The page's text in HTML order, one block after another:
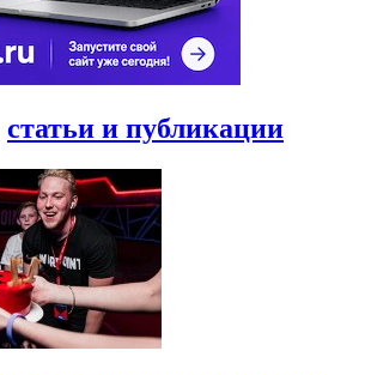
статьи и публикации